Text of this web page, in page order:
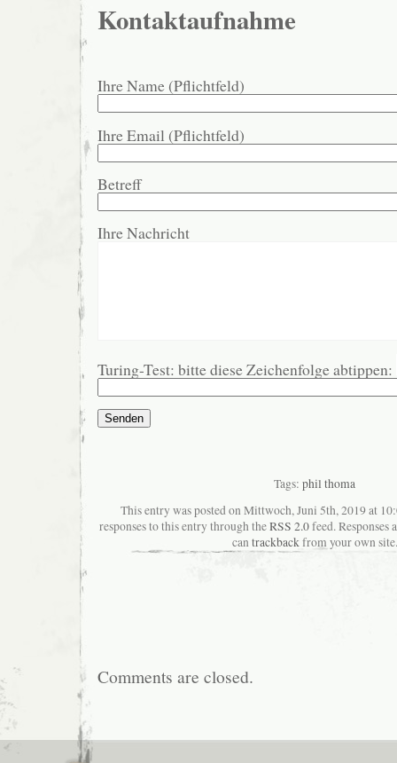
Kontaktaufnahme
Ihre Name (Pflichtfeld)
Ihre Email (Pflichtfeld)
Betreff
Ihre Nachricht
Turing-Test: bitte diese Zeichenfolge abtippen:
Tags: phil thoma
This entry was posted on Mittwoch, Juni 5th, 2019 at
responses to this entry through theRSS 2.0feed. Responses
cantrackbackfrom your own site.
Comments are closed.